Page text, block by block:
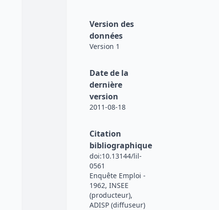
Version des
données
Version 1
Date de la
dernière
version
2011-08-18
Citation
bibliographique
doi:10.13144/lil-
0561
Enquête Emploi -
1962, INSEE
(producteur),
ADISP (diffuseur)